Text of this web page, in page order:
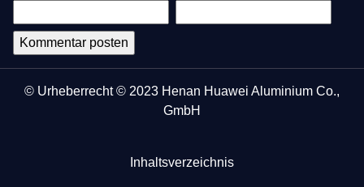
© Urheberrecht © 2023 Henan Huawei Aluminium Co.,
GmbH
Inhaltsverzeichnis